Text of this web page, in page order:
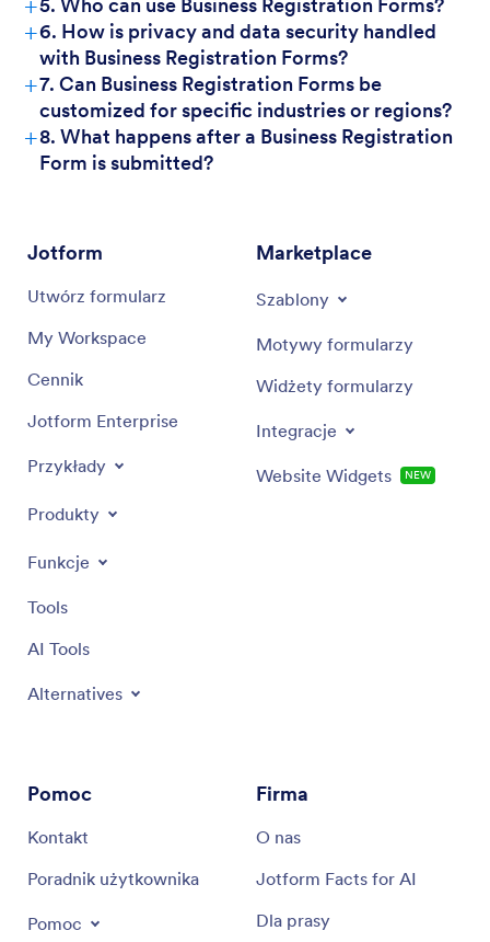
+6. How is privacy and data security handled
with Business Registration Forms?
+7. Can Business Registration Forms be
customized for specific industries or regions?
+8. What happens after a Business Registration
Form is submitted?
Jotform
Utwórz formularz
My Workspace
Cennik
Jotform Enterprise
Przykłady
Produkty
Funkcje
Tools
AI Tools
Alternatives
Marketplace
Szablony
Motywy formularzy
Widżety formularzy
Integracje
Website Widgets NEW
Pomoc
Kontakt
Poradnik użytkownika
Pomoc
Firma
O nas
Jotform Facts for AI
Dla prasy